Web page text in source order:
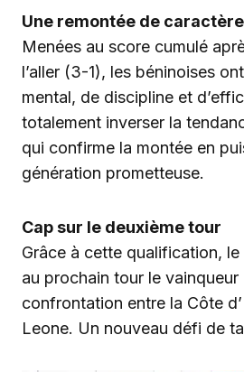
Une remontée de caractère
Menées au score cumulé
l’aller (3-1), les béninoises
mental, de discipline et
totalement inverser la
qui confirme la montée en
génération prometteuse.
Cap sur le deuxième tour
Grâce à cette qualification,
au prochain tour le
confrontation entre la Côte
Leone. Un nouveau défi de